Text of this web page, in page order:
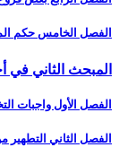
الفصل الخامس حكم
المبحث الثاني في
الفصل الأول واجبات
الفصل الثاني التطهير